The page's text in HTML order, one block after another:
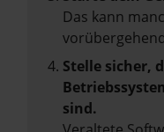
Das kann
Stelle sicher,
sind.